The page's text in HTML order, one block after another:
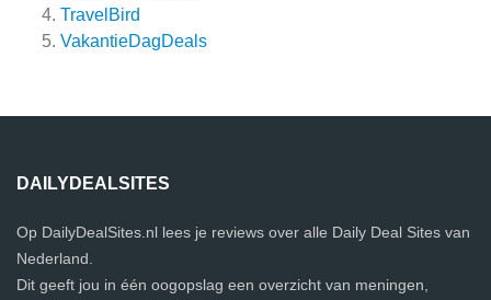
TravelBird
VakantieDagDeals
DAILYDEALSITES
Op DailyDealSites.nl lees je reviews over alle Daily Deal Sites van
Nederland.
Dit geeft jou in één oogopslag een overzicht van meningen,